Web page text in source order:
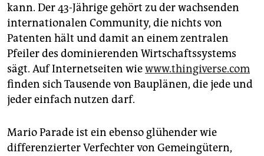
kann. Der 43-Jährige gehört zu der wachsenden
internationalen Community, die nichts von
Patenten hält und damit an einem zentralen
Pfeiler des dominierenden Wirtschaftssystems
sägt. Auf Internetseiten wiewww.thingiverse.com
finden sich Tausende von Bauplänen, die jede und
jeder einfach nutzen darf.
Mario Parade ist ein ebenso glühender wie
differenzierter Verfechter von Gemeingütern,